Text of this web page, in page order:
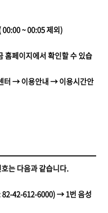
~ 00:05 제외)
홈페이지에서 확인할 수 있습
터 → 이용안내 → 이용시간안
는 다음과 같습니다.
42-612-6000) → 1번 음성